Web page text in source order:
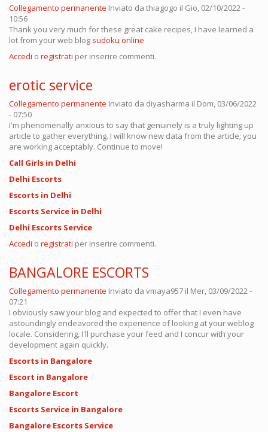
Collegamento permanente Inviato da thiagogo il Gio, 02/10/2022 -
10:56
Thank you very much for these great cake recipes, I have learned a
lot from your web blog sudoku online
Accedi o registrati per inserire commenti.
erotic service
Collegamento permanente Inviato da diyasharma il Dom, 03/06/2022
- 07:50
I'm phenomenally anxious to say that genuinely is a truly lighting up
article to gather everything. I will know new data from the article; you
are working acceptably. Continue to move!
Call Girls in Delhi
Delhi Escorts
Escorts in Delhi
Escorts Service in Delhi
Delhi Escorts Service
Accedi o registrati per inserire commenti.
BANGALORE ESCORTS
Collegamento permanente Inviato da vmaya957 il Mer, 03/09/2022 -
07:21
I obviously saw your blog and expected to offer that I even have
astoundingly endeavored the experience of looking at your weblog
locale. Considering, I'll purchase your feed and I concur with your
development again quickly.
Escorts in Bangalore
Escort in Bangalore
Bangalore Escort
Escorts Service in Bangalore
Bangalore Escorts Service